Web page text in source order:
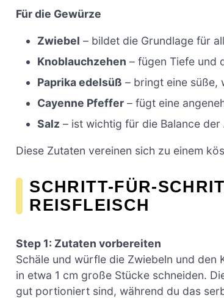
Für die Gewürze
Zwiebel – bildet die Grundlage für
Knoblauchzehen – fügen Tiefe und
Paprika edelsüß – bringt eine süße,
Cayenne Pfeffer – fügt eine
Salz – ist wichtig für die Balance der
Diese Zutaten vereinen sich zu einem
SCHRITT-FÜR-
REISFLEISCH
Step 1: Zutaten vorbereiten
Schäle und würfle die Zwiebeln und den
in etwa 1 cm große Stücke schneiden.
gut portioniert sind, während du das